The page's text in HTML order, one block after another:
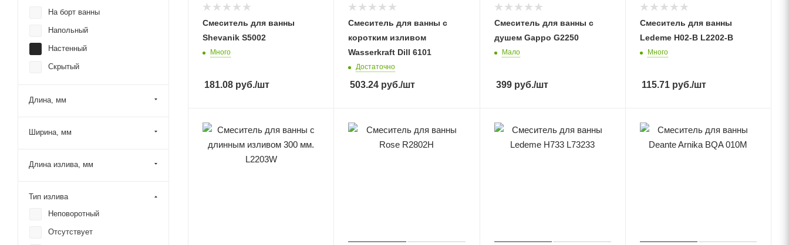
Смеситель для ванны
Shevanik S5002
Много
181.08 руб./шт
Смеситель для ванны с
коротким изливом
Wasserkraft Dill 6101
Достаточно
503.24 руб./шт
Смеситель для ванны с
душем Gappo G2250
Мало
399руб./шт
Смеситель для ванны
Ledeme H02-B L2202-B
Много
115.71руб./шт
На борт ванны
Напольный
Настенный
Скрытый
Длина, мм
Ширина, мм
Длина излива, мм
Тип излива
Неповоротный
Отсутствует